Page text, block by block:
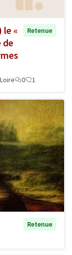
le «
de
Retenue
0 1
Retenue